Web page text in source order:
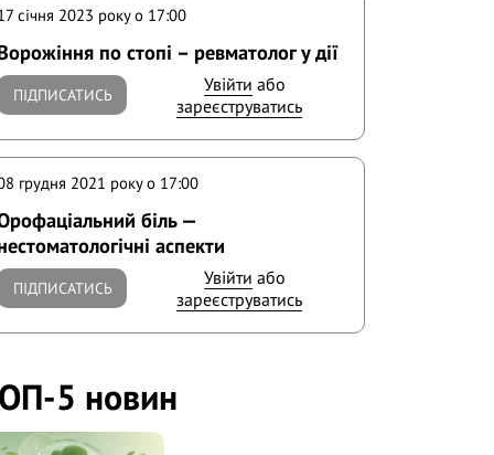
січня 2023 року o 17:00
по стопі – ревматолог у дії
ПІДПИСАТИСЬ Увійти або
зареєструватись
грудня 2021 року o 17:00
біль —
аспекти
ПІДПИСАТИСЬ Увійти або
зареєструватись
5 новин